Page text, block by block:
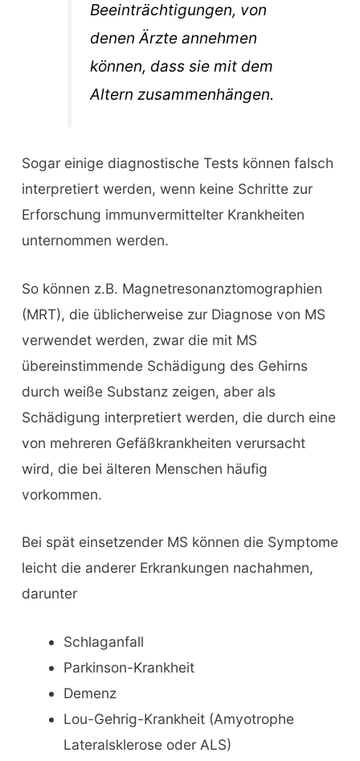
Beeinträchtigungen, von
denen Ärzte annehmen
können, dass sie mit dem
Altern zusammenhängen.
Sogar einige diagnostische Tests können falsch
interpretiert werden, wenn keine Schritte zur
Erforschung immunvermittelter Krankheiten
unternommen werden.
So können z.B. Magnetresonanztomographien
(MRT), die üblicherweise zur Diagnose von MS
verwendet werden, zwar die mit MS
übereinstimmende Schädigung des Gehirns
durch weiße Substanz zeigen, aber als
Schädigung interpretiert werden, die durch eine
von mehreren Gefäßkrankheiten verursacht
wird, die bei älteren Menschen häufig
vorkommen.
Bei spät einsetzender MS können die Symptome
leicht die anderer Erkrankungen nachahmen,
darunter
Schlaganfall
Parkinson-Krankheit
Demenz
Lou-Gehrig-Krankheit (Amyotrophe
Lateralsklerose oder ALS)